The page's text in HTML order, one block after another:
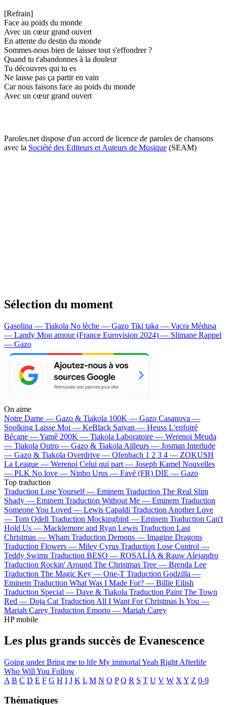
[Refrain]
Face au poids du monde
Avec un cœur grand ouvert
En attente du destin du monde
Sommes-nous bien de laisser tout s'effondrer ?
Quand tu t'abandonnes à la douleur
Tu découvres qui tu es
Ne laisse pas ça partir en vain
Car nous faisons face au poids du monde
Avec un cœur grand ouvert
Paroles.net dispose d'un accord de licence de paroles de chansons
avec la Société des Editeurs et Auteurs de Musique (SEAM)
Sélection du moment
Gasolina — Tiakola No lèche — Gazo Tiki taka — Vacra Médusa
— Landy Mon amour (France Eurovision 2024) — Slimane Rappel
— Gazo
On aime
Notre Dame — Gazo & Tiakola 100K — Gazo Casanova —
Soolking Laisse Moi — KeBlack Saiyan — Heuss L'enfoiré
Bécane —Yamê 200K — Tiakola Laboratoire — Werenoi Meuda
— Tiakola Outro — Gazo & Tiakola Ailleurs — Josman Interlude
— Gazo & Tiakola Overdrive — Ofenbach 1 2 3 4 — ZOKUSH
La League — Werenoi Celui qui part — Joseph Kamel Nouvelles
— PLK No love — Ninho Urus — Favé (FR) DIE — Gazo
Top traduction
Traduction Lose Yourself — Eminem Traduction The Real Slim
Shady — Eminem Traduction Without Me — Eminem Traduction
Someone You Loved — Lewis Capaldi Traduction Another Love
— Tom Odell Traduction Mockingbird — Eminem Traduction Can't
Hold Us — Macklemore and Ryan Lewis Traduction Last
Christmas — Wham Traduction Demons — Imagine Dragons
Traduction Flowers — Miley Cyrus Traduction Lose Control —
Teddy Swims Traduction BESO — ROSALÍA & Rauw Alejandro
Traduction Rockin' Around The Christmas Tree — Brenda Lee
Traduction The Magic Key — One-T Traduction Godzilla —
Eminem Traduction What Was I Made For? — Billie Eilish
Traduction Special — Dave & Tiakola Traduction Paint The Town
Red — Doja Cat Traduction All I Want For Christmas Is You —
Mariah Carey Traduction Emorio — Mariah Carey
HP mobile
Les plus grands succès de Evanescence
Going underBring me to life My immortal Yeah Right Afterlife
Who Will You Follow
A B C D E F G H I J K L M N O P Q R S T U V W X Y Z 0-9
Thématiques